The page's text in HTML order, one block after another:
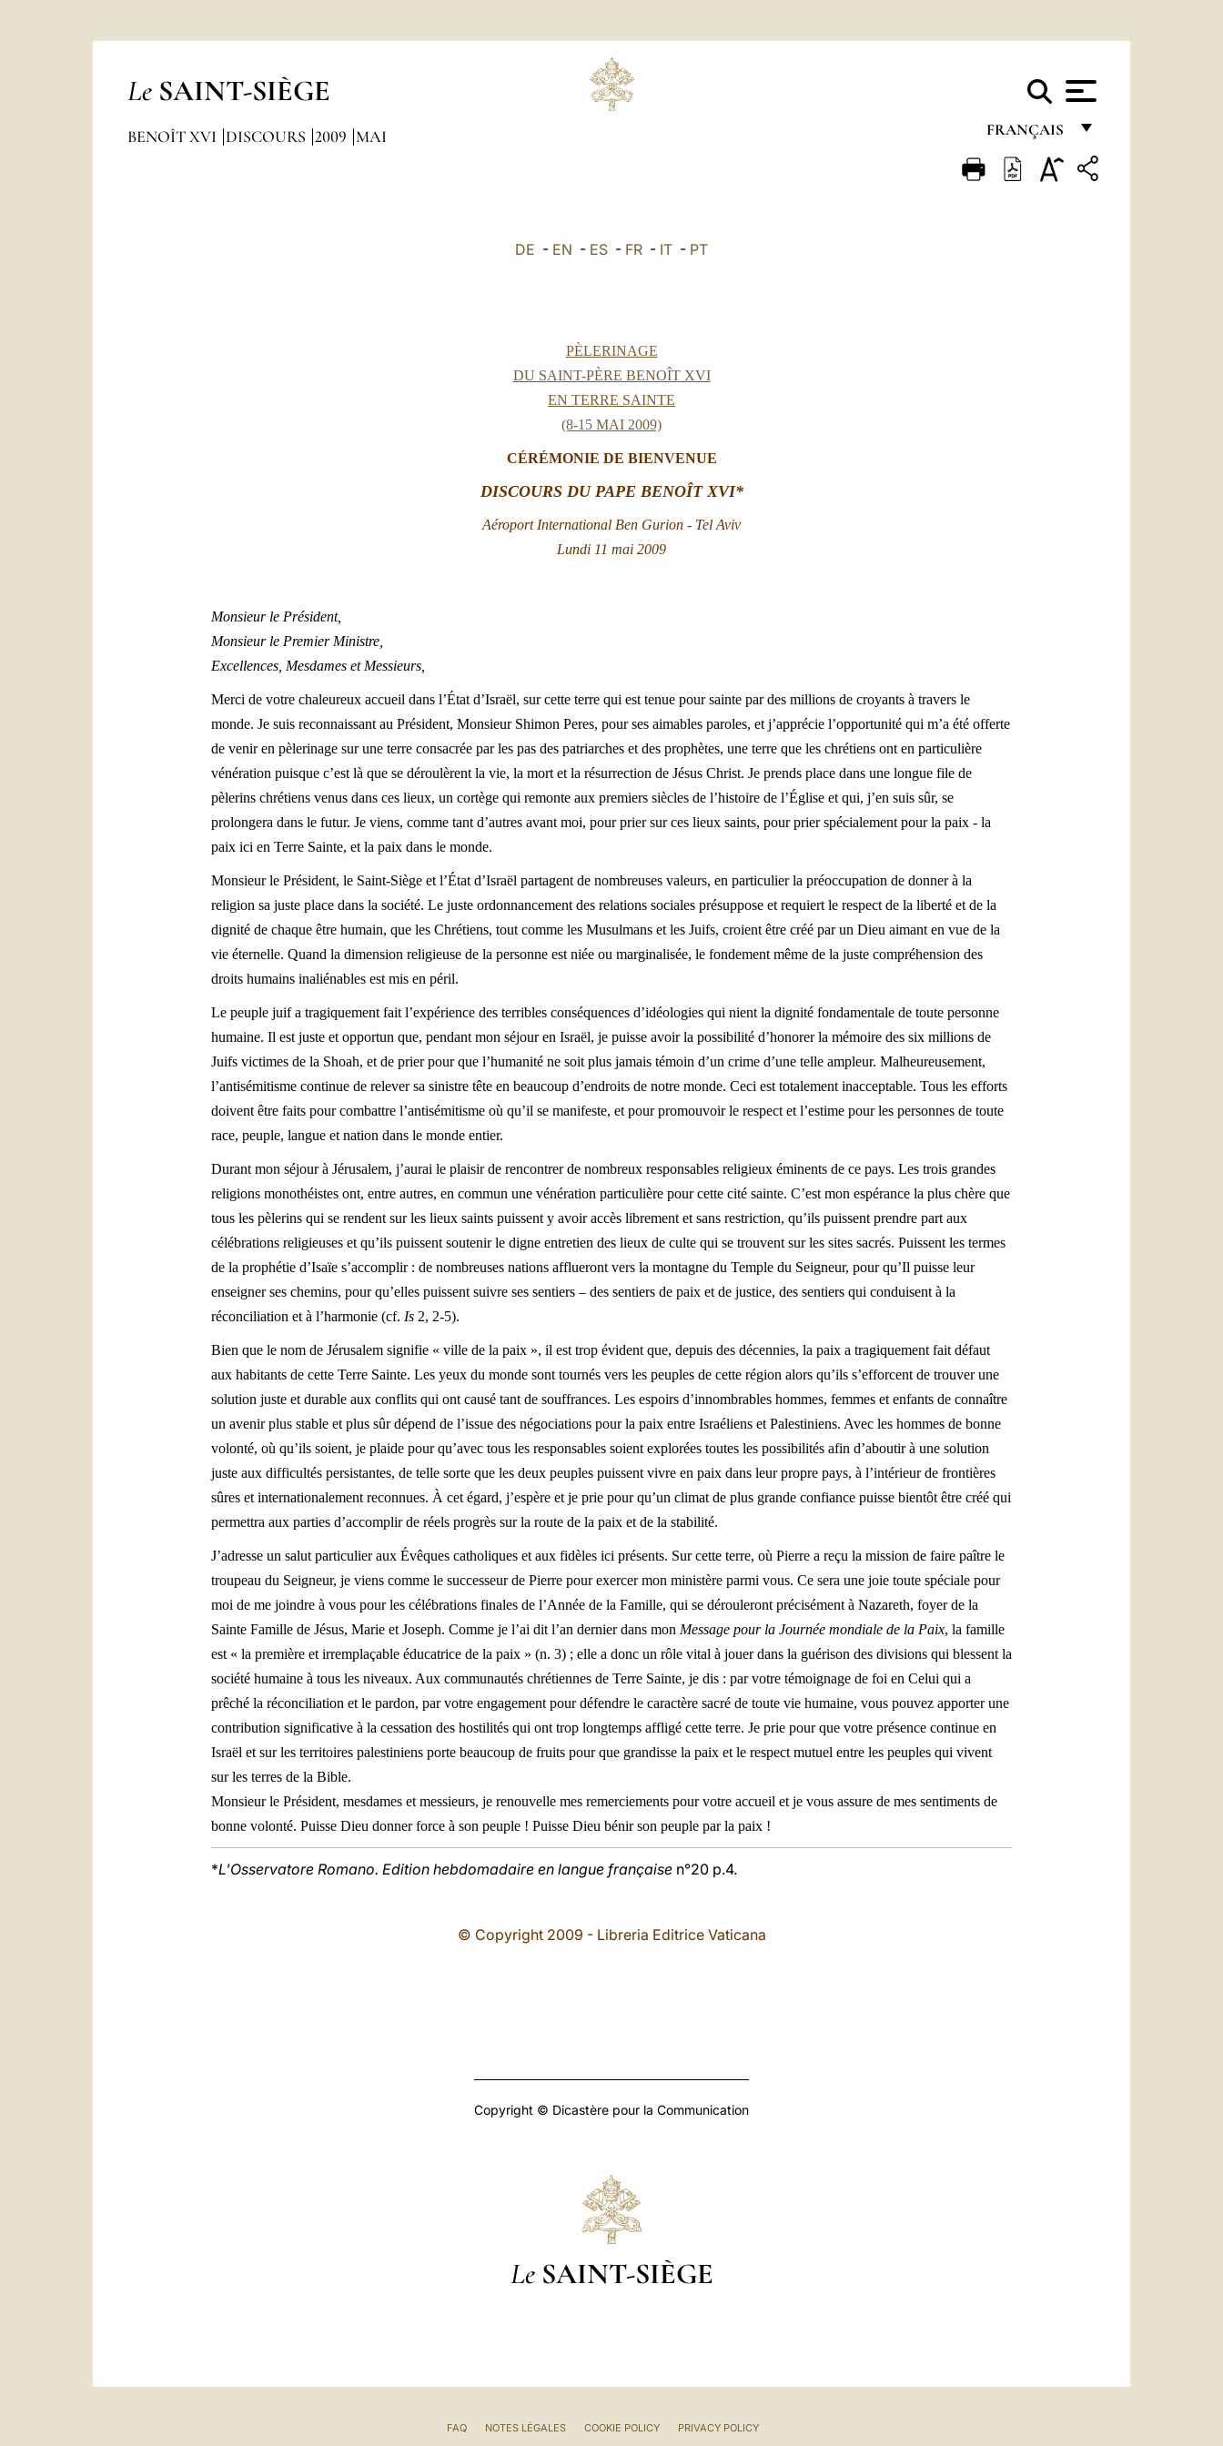
Le SAINT-SIÈGE
FRANÇAIS
FRANÇAIS
BENOÎT XVI DISCOURS 2009 MAI
DE - EN - ES - FR - IT - PT
PÈLERINAGE
DU SAINT-PÈRE BENOÎT XVI
EN TERRE SAINTE
(8-15 MAI 2009)
CÉRÉMONIE DE BIENVENUE
DISCOURSDU PAPE BENOÎT XVI*
Aéroport International Ben Gurion - Tel Aviv
Lundi 11 mai 2009
Monsieur le Président,
Monsieur le Premier Ministre,
Excellences, Mesdames et Messieurs,
Merci de votre chaleureux accueil dans l’État d’Israël, sur cette terre qui est tenue pour sainte par des millions de croyants à travers le
monde. Je suis reconnaissant au Président, Monsieur Shimon Peres, pour ses aimables paroles, et j’apprécie l’opportunité qui m’a été offerte
de venir en pèlerinage sur une terre consacrée par les pas des patriarches et des prophètes, une terre que les chrétiens ont en particulière
vénération puisque c’est là que se déroulèrent la vie, la mort et la résurrection de Jésus Christ. Je prends place dans une longue file de
pèlerins chrétiens venus dans ces lieux, un cortège qui remonte aux premiers siècles de l’histoire de l’Église et qui, j’en suis sûr, se
prolongera dans le futur. Je viens, comme tant d’autres avant moi, pour prier sur ces lieux saints, pour prier spécialement pour la paix - la
paix ici en Terre Sainte, et la paix dans le monde.
Monsieur le Président, le Saint-Siège et l’État d’Israël partagent de nombreuses valeurs, en particulier la préoccupation de donner à la
religion sa juste place dans la société. Le juste ordonnancement des relations sociales présuppose et requiert le respect de la liberté et de la
dignité de chaque être humain, que les Chrétiens, tout comme les Musulmans et les Juifs, croient être créé par un Dieu aimant en vue de la
vie éternelle. Quand la dimension religieuse de la personne est niée ou marginalisée, le fondement même de la juste compréhension des
droits humains inaliénables est mis en péril.
Le peuple juif a tragiquement fait l’expérience des terribles conséquences d’idéologies qui nient la dignité fondamentale de toute personne
humaine. Il est juste et opportun que, pendant mon séjour en Israël, je puisse avoir la possibilité d’honorer la mémoire des six millions de
Juifs victimes de la Shoah, et de prier pour que l’humanité ne soit plus jamais témoin d’un crime d’une telle ampleur. Malheureusement,
l’antisémitisme continue de relever sa sinistre tête en beaucoup d’endroits de notre monde. Ceci est totalement inacceptable. Tous les efforts
doivent être faits pour combattre l’antisémitisme où qu’il se manifeste, et pour promouvoir le respect et l’estime pour les personnes de toute
race, peuple, langue et nation dans le monde entier.
Durant mon séjour à Jérusalem, j’aurai le plaisir de rencontrer de nombreux responsables religieux éminents de ce pays. Les trois grandes
religions monothéistes ont, entre autres, en commun une vénération particulière pour cette cité sainte. C’est mon espérance la plus chère que
tous les pèlerins qui se rendent sur les lieux saints puissent y avoir accès librement et sans restriction, qu’ils puissent prendre part aux
célébrations religieuses et qu’ils puissent soutenir le digne entretien des lieux de culte qui se trouvent sur les sites sacrés. Puissent les termes
de la prophétie d’Isaïe s’accomplir : de nombreuses nations afflueront vers la montagne du Temple du Seigneur, pour qu’Il puisse leur
enseigner ses chemins, pour qu’elles puissent suivre ses sentiers – des sentiers de paix et de justice, des sentiers qui conduisent à la
réconciliation et à l’harmonie (cf. Is 2, 2-5).
Bien que le nom de Jérusalem signifie « ville de la paix », il est trop évident que, depuis des décennies, la paix a tragiquement fait défaut
aux habitants de cette Terre Sainte. Les yeux du monde sont tournés vers les peuples de cette région alors qu’ils s’efforcent de trouver une
solution juste et durable aux conflits qui ont causé tant de souffrances. Les espoirs d’innombrables hommes, femmes et enfants de connaître
un avenir plus stable et plus sûr dépend de l’issue des négociations pour la paix entre Israéliens et Palestiniens. Avec les hommes de bonne
volonté, où qu’ils soient, je plaide pour qu’avec tous les responsables soient explorées toutes les possibilités afin d’aboutir à une solution
juste aux difficultés persistantes, de telle sorte que les deux peuples puissent vivre en paix dans leur propre pays, à l’intérieur de frontières
sûres et internationalement reconnues. À cet égard, j’espère et je prie pour qu’un climat de plus grande confiance puisse bientôt être créé qui
permettra aux parties d’accomplir de réels progrès sur la route de la paix et de la stabilité.
J’adresse un salut particulier aux Évêques catholiques et aux fidèles ici présents. Sur cette terre, où Pierre a reçu la mission de faire paître le
troupeau du Seigneur, je viens comme le successeur de Pierre pour exercer mon ministère parmi vous. Ce sera une joie toute spéciale pour
moi de me joindre à vous pour les célébrations finales de l’Année de la Famille, qui se dérouleront précisément à Nazareth, foyer de la
Sainte Famille de Jésus, Marie et Joseph. Comme je l’ai dit l’an dernier dans mon Message pour la Journée mondiale de la Paix, la famille
est « la première et irremplaçable éducatrice de la paix » (n. 3) ; elle a donc un rôle vital à jouer dans la guérison des divisions qui blessent la
société humaine à tous les niveaux. Aux communautés chrétiennes de Terre Sainte, je dis : par votre témoignage de foi en Celui qui a
prêché la réconciliation et le pardon, par votre engagement pour défendre le caractère sacré de toute vie humaine, vous pouvez apporter une
contribution significative à la cessation des hostilités qui ont trop longtemps affligé cette terre. Je prie pour que votre présence continue en
Israël et sur les territoires palestiniens porte beaucoup de fruits pour que grandisse la paix et le respect mutuel entre les peuples qui vivent
sur les terres de la Bible.
Monsieur le Président, mesdames et messieurs, je renouvelle mes remerciements pour votre accueil et je vous assure de mes sentiments de
bonne volonté. Puisse Dieu donner force à son peuple ! Puisse Dieu bénir son peuple par la paix !
*L'Osservatore Romano. Edition hebdomadaire en langue française n°20 p.4.
© Copyright 2009 - Libreria Editrice Vaticana
Copyright © Dicastère pour la Communication
Le SAINT-SIÈGE
FAQ NOTES LÉGALES COOKIE POLICY PRIVACY POLICY